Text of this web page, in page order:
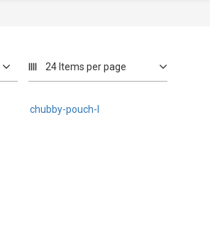
24 Items per page